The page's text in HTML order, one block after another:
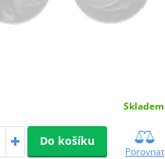
Skladem
Do košíku
Porovnat